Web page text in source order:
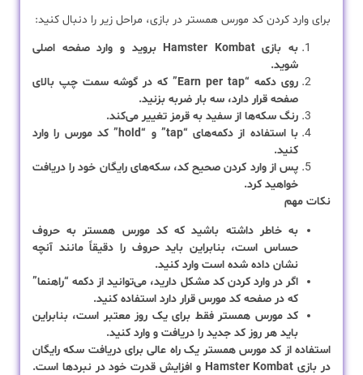
برای وارد کردن کد مورس همستر در بازی، مراحل زیر را دنبال کنید:
به بازی Hamster Kombat بروید و وارد صفحه اصلی
شوید.
روی دکمه “Earn per tap” که در گوشه سمت چپ بالای
صفحه قرار دارد، سه بار ضربه بزنید.
رنگ سکه‌ها از سفید به قرمز تغییر می‌کند.
با استفاده از دکمه‌های “tap” و “hold” کد مورس را وارد
کنید.
پس از وارد کردن صحیح کد، سکه‌های رایگان خود را دریافت
خواهید کرد.
نکات مهم
به خاطر داشته باشید که کد مورس همستر به حروف
حساس است، بنابراین باید حروف را دقیقاً مانند آنچه
نشان داده شده است وارد کنید.
اگر در وارد کردن کد مشکل دارید، می‌توانید از دکمه “راهنما”
که در صفحه کد مورس قرار دارد استفاده کنید.
کد مورس همستر فقط برای یک روز معتبر است، بنابراین
باید هر روز کد جدید را دریافت و وارد کنید.
استفاده از کد مورس همستر یک راه عالی برای دریافت سکه رایگان
در بازی Hamster Kombat و افزایش قدرت خود در نبردها است.